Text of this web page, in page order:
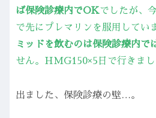
ば保険診療内でOKでしたが、
で先にプレマリンを服用してい
ミッドを飲むのは保険診療内で
せん。
H M G150×5日で行きまし
出ました、保険診療の壁…。